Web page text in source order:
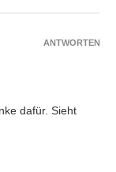
dafür. Sieht
ANTWORTEN